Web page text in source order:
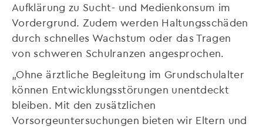
Aufklärung zu Sucht- und Medienkonsum im
Vordergrund. Zudem werden Haltungsschäden
durch schnelles Wachstum oder das Tragen
von schweren Schulranzen angesprochen.
„Ohne ärztliche Begleitung im Grundschulalter
können Entwicklungsstörungen unentdeckt
bleiben. Mit den zusätzlichen
Vorsorgeuntersuchungen bieten wir Eltern und